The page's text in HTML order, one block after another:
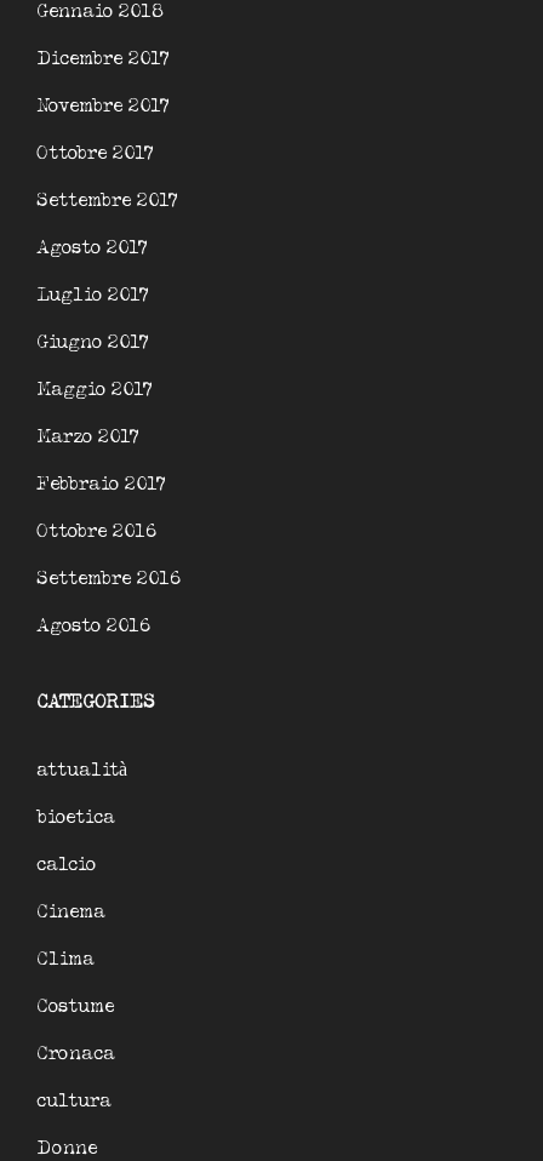
Gennaio 2018
Dicembre 2017
Novembre 2017
Ottobre 2017
Settembre 2017
Agosto 2017
Luglio 2017
Giugno 2017
Maggio 2017
Marzo 2017
Febbraio 2017
Ottobre 2016
Settembre 2016
Agosto 2016
CATEGORIES
attualità
bioetica
calcio
Cinema
Clima
Costume
Cronaca
cultura
Donne